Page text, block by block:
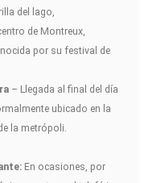
del lago,
de Montreux,
por su festival de
– Llegada al final del día
ubicado en la
la metrópoli.
En ocasiones, por